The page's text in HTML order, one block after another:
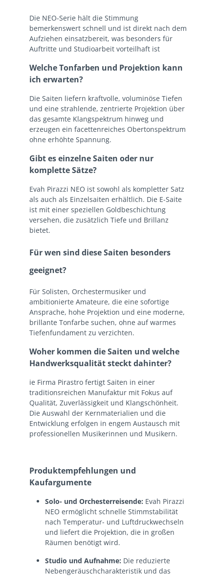
Die NEO-Serie hält die Stimmung
bemerkenswert schnell und ist direkt nach dem
Aufziehen einsatzbereit, was besonders für
Auftritte und Studioarbeit vorteilhaft ist
Welche Tonfarben und Projektion kann
ich erwarten?
Die Saiten liefern kraftvolle, voluminöse Tiefen
und eine strahlende, zentrierte Projektion über
das gesamte Klangspektrum hinweg und
erzeugen ein facettenreiches Obertonspektrum
ohne erhöhte Spannung.
Gibt es einzelne Saiten oder nur
komplette Sätze?
Evah Pirazzi NEO ist sowohl als kompletter Satz
als auch als Einzelsaiten erhältlich. Die E-Saite
ist mit einer speziellen Goldbeschichtung
versehen, die zusätzlich Tiefe und Brillanz
bietet.
Für wen sind diese Saiten besonders
geeignet?
Für Solisten, Orchestermusiker und
ambitionierte Amateure, die eine sofortige
Ansprache, hohe Projektion und eine moderne,
brillante Tonfarbe suchen, ohne auf warmes
Tiefenfundament zu verzichten.
Woher kommen die Saiten und welche
Handwerksqualität steckt dahinter?
ie Firma Pirastro fertigt Saiten in einer
traditionsreichen Manufaktur mit Fokus auf
Qualität, Zuverlässigkeit und Klangschönheit.
Die Auswahl der Kernmaterialien und die
Entwicklung erfolgen in engem Austausch mit
professionellen Musikerinnen und Musikern.
Produktempfehlungen und
Kaufargumente
Solo- und Orchesterreisende: Evah Pirazzi
NEO ermöglicht schnelle Stimmstabilität
nach Temperatur- und Luftdruckwechseln
und liefert die Projektion, die in großen
Räumen benötigt wird.
Studio und Aufnahme: Die reduzierte
Nebengeräuschcharakteristik und das